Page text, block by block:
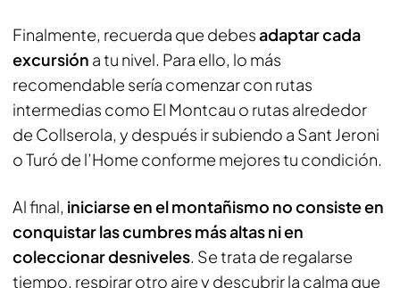
Finalmente, recuerda que debesadaptar cada
excursión a tu nivel. Para ello, lo más
recomendable sería comenzar con rutas
intermedias como El Montcau o rutas alrededor
de Collserola, y después ir subiendo a Sant Jeroni
o Turó de l’Home conforme mejores tu condición.
Al final, iniciarse en el montañismo no consiste en
conquistar las cumbres más altas ni en
coleccionar desniveles. Se trata de regalarse
tiempo, respirar otro aire y descubrir la calma que